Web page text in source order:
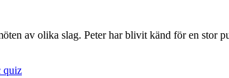
av olika slag. Peter har blivit känd för en stor
quiz